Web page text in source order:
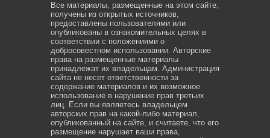
Все материалы, размещенные на этом сайте,
получены из открытых источников,
предоставлены пользователями или
опубликованы в ознакомительных целях в
соответствии с положениями о
добросовестном использовании. Авторские
права на размещенные материалы
принадлежат их владельцам. Администрация
сайта не несет ответственности за
содержание материалов и их возможное
использование в нарушение прав третьих
лиц. Если вы являетесь владельцем
авторских прав на какой-либо материал,
опубликованный на сайте, и считаете, что его
размещение нарушает ваши права,